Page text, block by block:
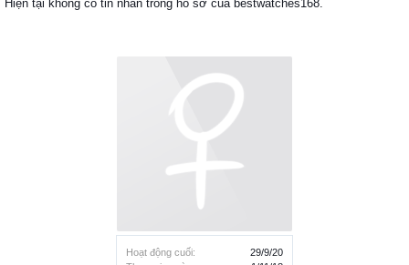
Hoạt động cuối:
29/9/20
Hiện tại không có tin nhắn trong hồ sơ của bestwatches168.